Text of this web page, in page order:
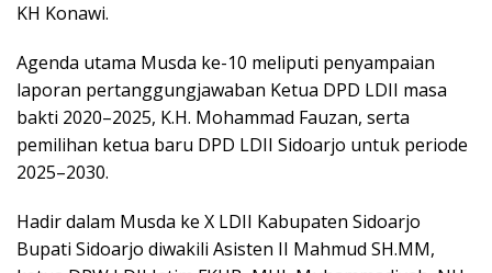
KH Konawi.
Agenda utama Musda ke-10 meliputi penyampaian
laporan pertanggungjawaban Ketua DPD LDII masa
bakti 2020–2025, K.H. Mohammad Fauzan, serta
pemilihan ketua baru DPD LDII Sidoarjo untuk periode
2025–2030.
Hadir dalam Musda ke X LDII Kabupaten Sidoarjo
Bupati Sidoarjo diwakili Asisten II Mahmud SH.MM,